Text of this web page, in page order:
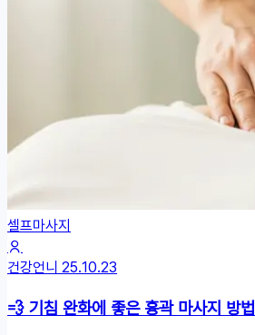
셀프마사지
건강언니 25.10.23
💨 기침 완화에 좋은 흉곽 마사지 방법